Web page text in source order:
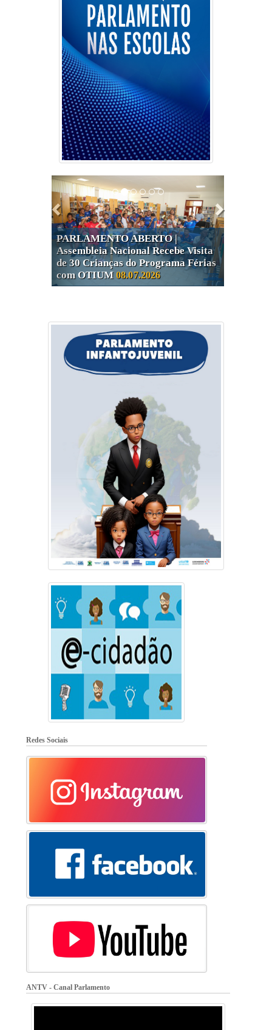
Prestação de Contas (Accountability)
O Parlamento tem o dever de ofertar livre
acesso às informações sobre gastos
públicos, a fim de que a sociedade possa
exercer o controle social.
Participação Cidadã
O Parlamento deve possibilitar que os
cidadãos participem efetivamente das
atividades do Poder Legislativo e de suas
tomadas de decisão.
Ética e Probidade
A ética e a probidade devem orientar o
trabalho do Legislativo, gerando o
fortalecimento dos processos democráticos,
a credibilidade e a confiança dos cidadãos
no Parlamento.
PARLAMENTO ABERTO |
Assembleia Nacional Recebe Visita
de 30 Crianças do Programa Férias
com OTIUM08.07.2026
Anterior Próximo
Redes Sociais
ANTV - Canal Parlamento